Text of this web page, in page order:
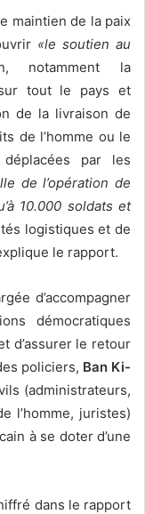
maintien de la paix
«le soutien au
notamment la
sur tout le pays et
de la livraison de
de l’homme ou le
par les
de l’opération de
10.000 soldats et
logistiques et de
le rapport.
d’accompagner
démocratiques
d’assurer le retour
policiers, Ban Ki-
(administrateurs,
l’homme, juristes)
à se doter d’une
dans le rapport